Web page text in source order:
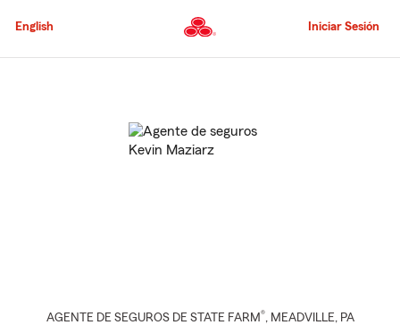
al
principal
English Iniciar Sesión
AGENTE DE SEGUROS DE STATE FARM®, MEADVILLE, PA